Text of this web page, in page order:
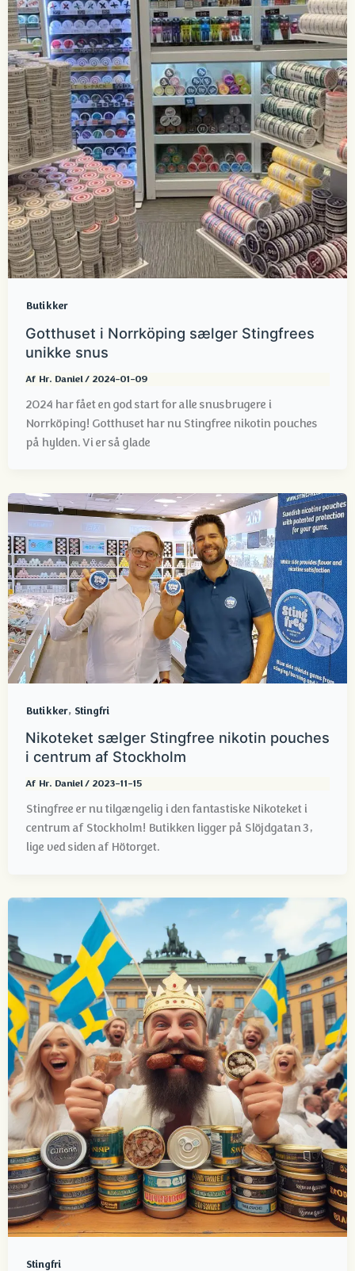
Butikker
Gotthuset i Norrköping sælger Stingfrees
unikke snus
Af Hr. Daniel / 2024-01-09
2024 har fået en god start for alle snusbrugere i
Norrköping! Gotthuset har nu Stingfree nikotin pouches
på hylden. Vi er så glade
Butikker, Stingfri
Nikoteket sælger Stingfree nikotin pouches
i centrum af Stockholm
Af Hr. Daniel/ 2023-11-15
Stingfree er nu tilgængelig i den fantastiske Nikoteket i
centrum af Stockholm! Butikken ligger på Slöjdgatan 3,
lige ved siden af Hötorget.
Stingfri